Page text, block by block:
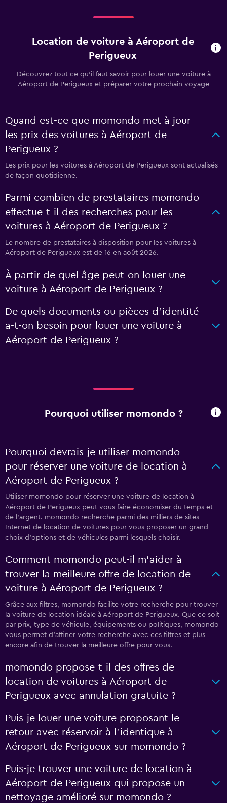
Location de voiture à Aéroport de
Perigueux
Découvrez tout ce qu’il faut savoir pour louer une voiture à
Aéroport de Perigueux et préparer votre prochain voyage
Quand est-ce que momondo met à jour
les prix des voitures à Aéroport de
Perigueux ?
Les prix pour les voitures à Aéroport de Perigueux sont actualisés
de façon quotidienne.
Parmi combien de prestataires momondo
effectue-t-il des recherches pour les
voitures à Aéroport de Perigueux ?
Le nombre de prestataires à disposition pour les voitures à
Aéroport de Perigueux est de 16 en août 2026.
À partir de quel âge peut-on louer une
voiture à Aéroport de Perigueux ?
De quels documents ou pièces d'identité
a-t-on besoin pour louer une voiture à
Aéroport de Perigueux ?
Pourquoi utiliser momondo ?
Pourquoi devrais-je utiliser momondo
pour réserver une voiture de location à
Aéroport de Perigueux ?
Utiliser momondo pour réserver une voiture de location à
Aéroport de Perigueux peut vous faire économiser du temps et
de l'argent. momondo recherche parmi des milliers de sites
Internet de location de voitures pour vous proposer un grand
choix d'options et de véhicules parmi lesquels choisir.
Comment momondo peut-il m’aider à
trouver la meilleure offre de location de
voiture à Aéroport de Perigueux ?
Grâce aux filtres, momondo facilite votre recherche pour trouver
la voiture de location idéale à Aéroport de Perigueux. Que ce soit
par prix, type de véhicule, équipements ou politiques, momondo
vous permet d'affiner votre recherche avec ces filtres et plus
encore afin de trouver la meilleure offre pour vous.
momondo propose-t-il des offres de
location de voitures à Aéroport de
Perigueux avec annulation gratuite ?
Puis-je louer une voiture proposant le
retour avec réservoir à l’identique à
Aéroport de Perigueux sur momondo ?
Puis-je trouver une voiture de location à
Aéroport de Perigueux qui propose un
nettoyage amélioré sur momondo ?